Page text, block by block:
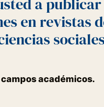
en revistas
académicos.